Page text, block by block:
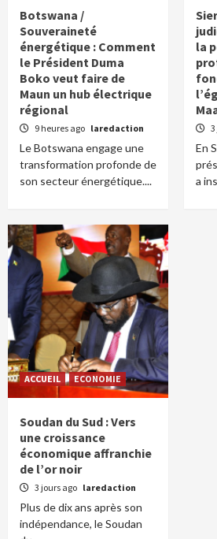
Botswana /
Souveraineté
énergétique : Comment
le Président Duma
Boko veut faire de
Maun un hub électrique
régional
9 heures ago laredaction
Le Botswana engage une
transformation profonde de
son secteur énergétique....
la
En
a
ACCUEIL ECONOMIE
Soudan du Sud : Vers
une croissance
économique affranchie
de l’or noir
3 jours ago laredaction
Plus de dix ans après son
indépendance, le Soudan